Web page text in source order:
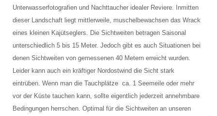
Das Team der Tauchbasis
AUSBILDUNG
Schnuppertauchen in der Ostsee
Werde SSI Dive Professional
Unterwasserfotografien und Nachttaucher idealer Reviere. Inmitten
dieser Landschaft liegt mittlerweile, muschelbewachsen das Wrack
eines kleinen Kajütseglers. Die Sichtweiten betragen Saisonal
unterschiedlich 5 bis 15 Meter. Jedoch gibt es auch Situationen bei
denen Sichtweiten von gemessenen 40 Metern erreicht wurden.
Leider kann auch ein kräftiger Nordostwind die Sicht stark
eintrüben. Wenn man die Tauchplätze ca. 1 Seemeile oder mehr
vor der Küste tauchen kann, sollte eigentlich jederzeit annehmbare
Bedingungen herrschen. Optimal für die Sichtweiten an unseren